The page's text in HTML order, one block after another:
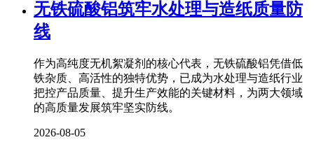
无铁硫酸铝筑牢水处理与造纸质量防
线
作为高纯度无机絮凝剂的核心代表，无铁硫酸铝凭借低
铁杂质、高活性的独特优势，已成为水处理与造纸行业
把控产品质量、提升生产效能的关键材料，为两大领域
的高质量发展筑牢坚实防线。
2026-08-05